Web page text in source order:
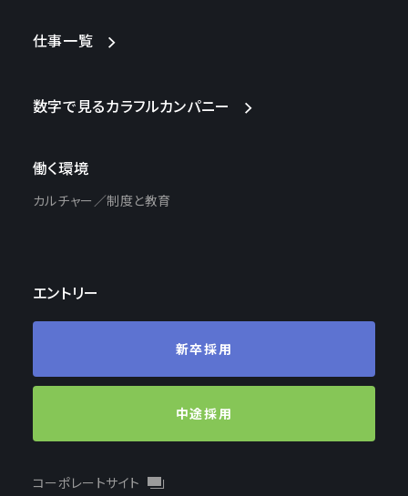
仕事一覧
数字で見るカラフルカンパニー
働く環境
カルチャー 制度と教育
エントリー
新卒採用
中途採用
コーポレートサイト